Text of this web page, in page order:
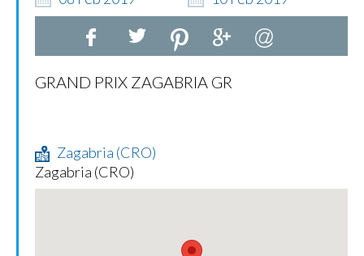
GRAND PRIX ZAGABRIA GR
Zagabria (CRO)
Zagabria (CRO)